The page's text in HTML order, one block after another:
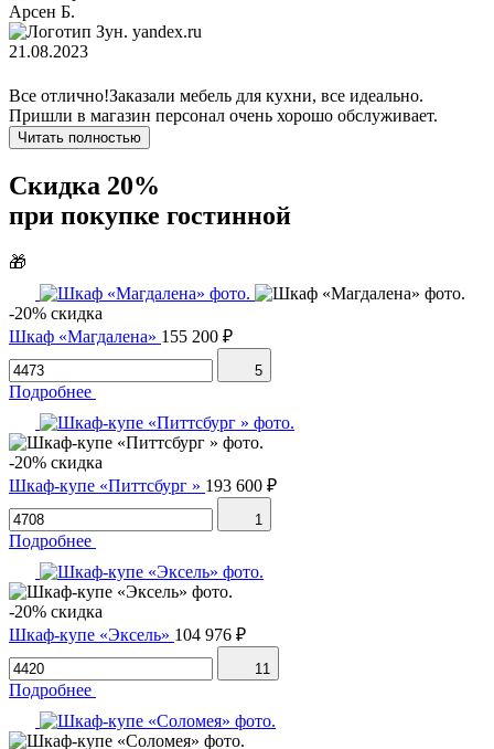
Арсен Б.
yandex.ru
21.08.2023
Все отлично!Заказали мебель для кухни, все идеально.
Пришли в магазин персонал очень хорошо обслуживает.
Читать полностью
Скидка 20%
при покупке гостинной
🎁
-20% скидка
Шкаф «Магдалена» 155 200 ₽
5
Подробнее
-20% скидка
Шкаф-купе «Питтсбург » 193 600 ₽
1
Подробнее
-20% скидка
Шкаф-купе «Эксель» 104 976 ₽
11
Подробнее